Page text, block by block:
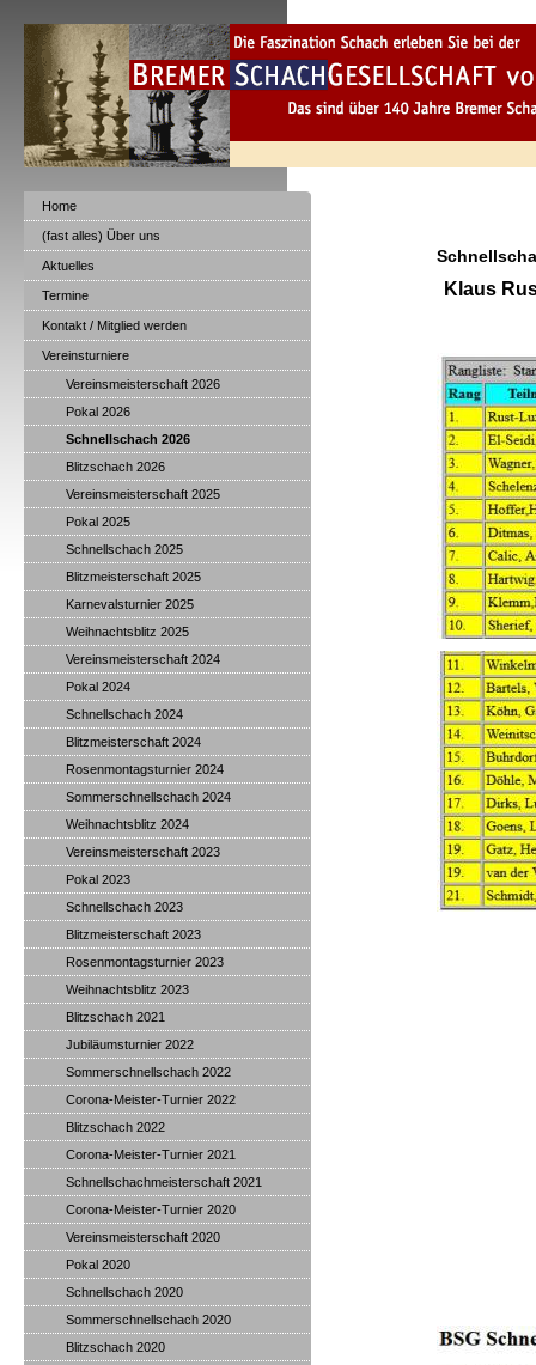
Klaus
Home
(fast alles) Über uns
Aktuelles
Termine
Kontakt / Mitglied werden
Vereinsturniere
Vereinsmeisterschaft 2026
Pokal 2026
Schnellschach 2026
Blitzschach 2026
Vereinsmeisterschaft 2025
Pokal 2025
Schnellschach 2025
Blitzmeisterschaft 2025
Karnevalsturnier 2025
Weihnachtsblitz 2025
Vereinsmeisterschaft 2024
Pokal 2024
Schnellschach 2024
Blitzmeisterschaft 2024
Rosenmontagsturnier 2024
Sommerschnellschach 2024
Weihnachtsblitz 2024
Vereinsmeisterschaft 2023
Pokal 2023
Schnellschach 2023
Blitzmeisterschaft 2023
Rosenmontagsturnier 2023
Weihnachtsblitz 2023
Blitzschach 2021
Jubiläumsturnier 2022
Sommerschnellschach 2022
Corona-Meister-Turnier 2022
Blitzschach 2022
Corona-Meister-Turnier 2021
Schnellschachmeisterschaft 2021
Corona-Meister-Turnier 2020
Vereinsmeisterschaft 2020
Pokal 2020
Schnellschach 2020
Sommerschnellschach 2020
Blitzschach 2020